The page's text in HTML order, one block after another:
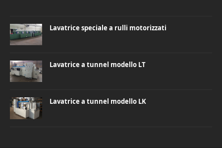
Lavatrice speciale a rulli motorizzati
Lavatrice a tunnel modello LT
Lavatrice a tunnel modello LK